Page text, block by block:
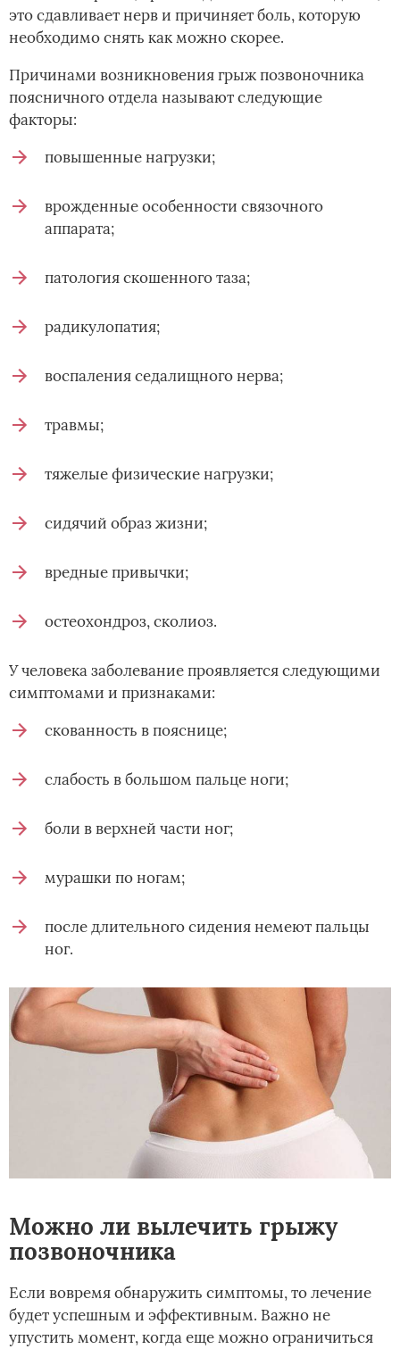
это сдавливает нерв и причиняет боль, которую
необходимо снять как можно скорее.
Причинами возникновения грыж позвоночника
поясничного отдела называют следующие
факторы:
повышенные нагрузки;
врожденные особенности связочного
аппарата;
патология скошенного таза;
радикулопатия;
воспаления седалищного нерва;
травмы;
тяжелые физические нагрузки;
сидячий образ жизни;
вредные привычки;
остеохондроз, сколиоз.
У человека заболевание проявляется следующими
симптомами и признаками:
скованность в пояснице;
слабость в большом пальце ноги;
боли в верхней части ног;
мурашки по ногам;
после длительного сидения немеют пальцы
ног.
Можно ли вылечить грыжу
позвоночника
Если вовремя обнаружить симптомы, то лечение
будет успешным и эффективным. Важно не
упустить момент, когда еще можно ограничиться